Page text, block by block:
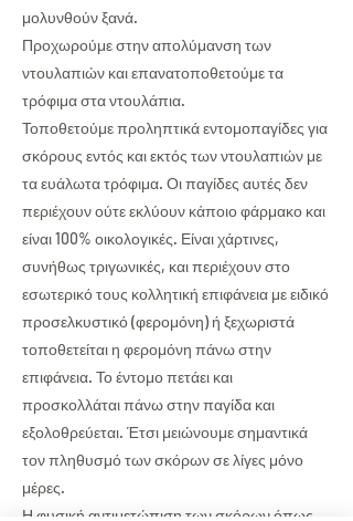
μολυνθούν ξανά.
Προχωρούμε στην απολύμανση των
ντουλαπιών και επανατοποθετούμε τα
τρόφιμα στα ντουλάπια.
Τοποθετούμε προληπτικά εντομοπαγίδες για
σκόρους εντός και εκτός των ντουλαπιών με
τα ευάλωτα τρόφιμα. Οι παγίδες αυτές δεν
περιέχουν ούτε εκλύουν κάποιο φάρμακο και
είναι 100% οικολογικές. Είναι χάρτινες,
συνήθως τριγωνικές, και περιέχουν στο
εσωτερικό τους κολλητική επιφάνεια με ειδικό
προσελκυστικό (φερομόνη) ή ξεχωριστά
τοποθετείται η φερομόνη πάνω στην
επιφάνεια. Το έντομο πετάει και
προσκολλάται πάνω στην παγίδα και
εξολοθρεύεται. Έτσι μειώνουμε σημαντικά
τον πληθυσμό των σκόρων σε λίγες μόνο
μέρες.
Η φυσική αντιμετώπιση των σκόρων όπως